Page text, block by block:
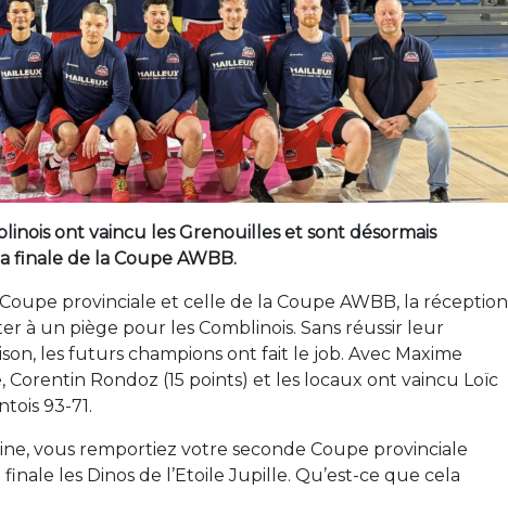
ont vaincu les Grenouilles et sont désormais
finale de la Coupe AWBB.
provinciale et celle de la Coupe AWBB, la réception
à un piège pour les Comblinois. Sans réussir leur
les futurs champions ont fait le job. Avec Maxime
Corentin Rondoz (15 points) et les locaux ont vaincu Loïc
93-71.
vous remportiez votre seconde Coupe provinciale
les Dinos de l’Etoile Jupille. Qu’est-ce que cela